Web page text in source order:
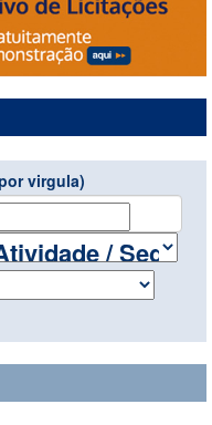
virgula)